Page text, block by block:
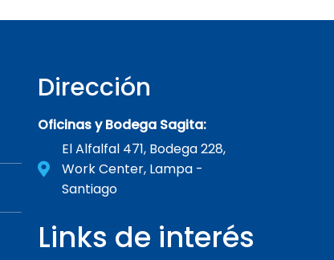
Dirección
Oficinas y Bodega Sagita:
El Alfalfal 471, Bodega 228,
Work Center, Lampa -
Santiago
Links de interés